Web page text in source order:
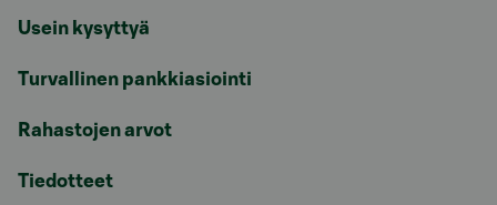
Usein kysyttyä
Turvallinen pankkiasiointi
Rahastojen arvot
Tiedotteet